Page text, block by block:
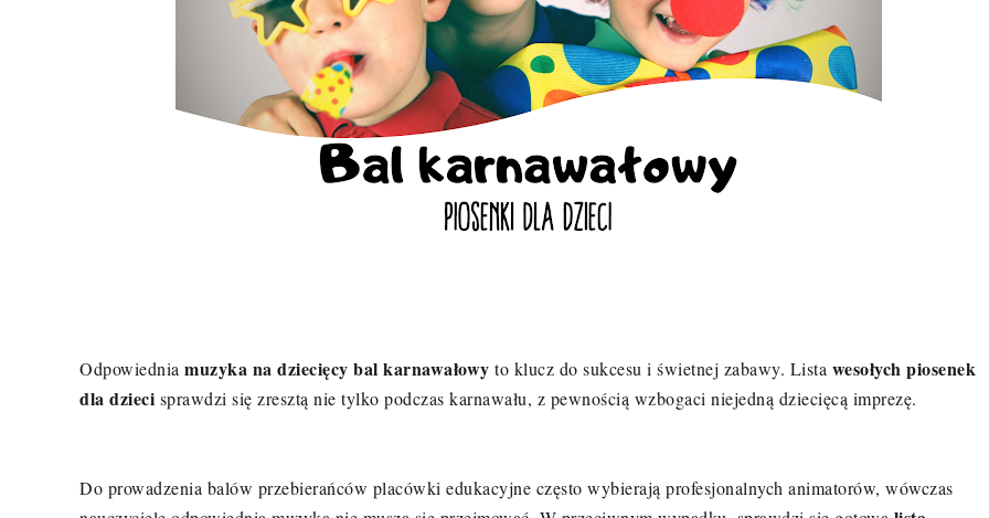
Odpowiednia muzyka na dziecięcy bal karnawałowy to klucz do sukcesu i świetnej zabawy. Lista wesołych piosenek
dla dzieci sprawdzi się zresztą nie tylko podczas karnawału, z pewnością wzbogaci niejedną dziecięcą imprezę.
Do prowadzenia balów przebierańców placówki edukacyjne często wybierają profesjonalnych animatorów, wówczas